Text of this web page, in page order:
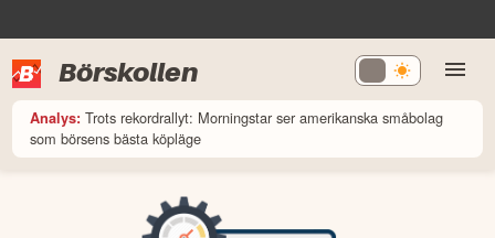
Börskollen
Analys: Trots rekordrallyt: Morningstar ser amerikanska småbolag
som börsens bästa köpläge